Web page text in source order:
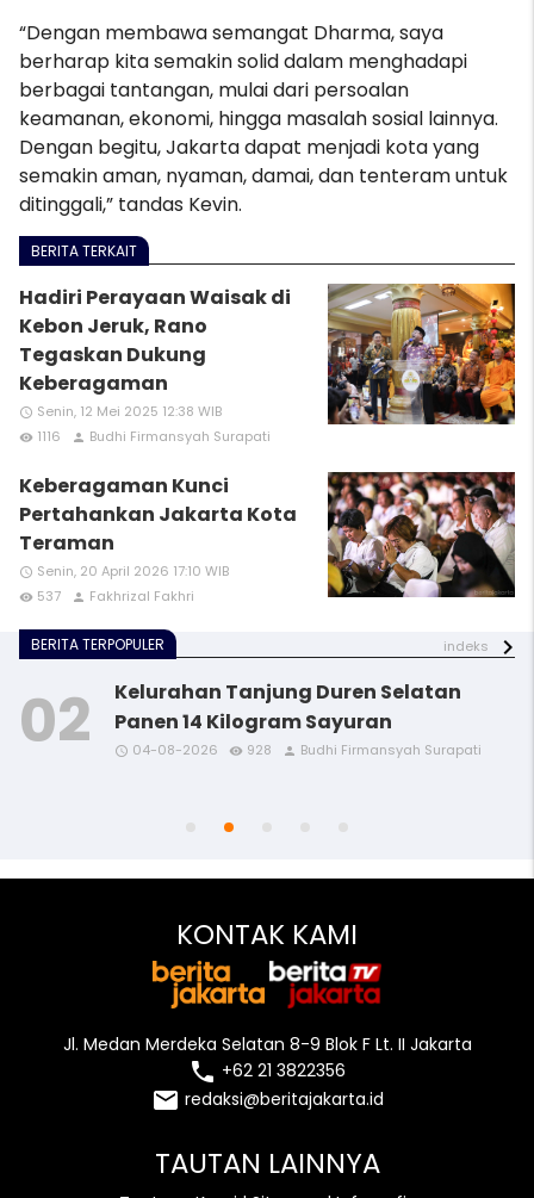
“Dengan membawa semangat Dharma, saya
berharap kita semakin solid dalam menghadapi
berbagai tantangan, mulai dari persoalan
keamanan, ekonomi, hingga masalah sosial lainnya.
Dengan begitu, Jakarta dapat menjadi kota yang
semakin aman, nyaman, damai, dan tenteram untuk
ditinggali,” tandas Kevin.
BERITA TERKAIT
Hadiri Perayaan Waisak di
Kebon Jeruk, Rano
Tegaskan Dukung
Keberagaman
access_time Senin, 12 Mei 2025 12:38 WIB
remove_red_eye 1116 person Budhi Firmansyah Surapati
Keberagaman Kunci
Pertahankan Jakarta Kota
Teraman
access_time Senin, 20 April 2026 17:10 WIB
remove_red_eye 537 person Fakhrizal Fakhri
BERITA TERPOPULER indeks
access_time remove_red_eye person
Kelurahan Tanjung Duren Selatan
Panen 14 Kilogram Sayuran
access_time 04-08-2026 remove_red_eye 928 person Budhi Firmansyah Surapati
access_time remove_red_eye person
access_time remove_red_eye person
KONTAK KAMI
Jl. Medan Merdeka Selatan 8-9 Blok F Lt. II Jakarta
local_phone +62 21 3822356
email redaksi@beritajakarta.id
TAUTAN LAINNYA